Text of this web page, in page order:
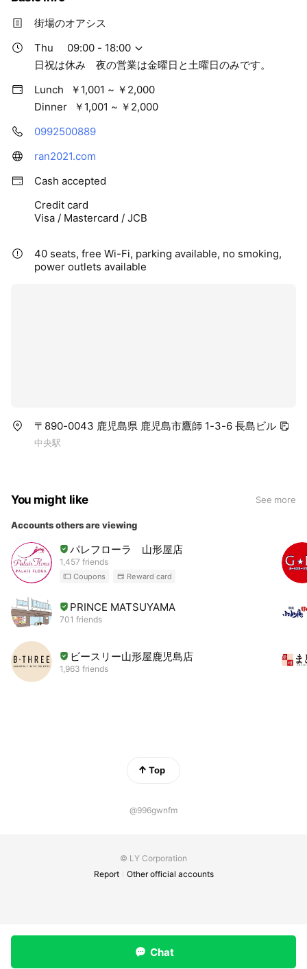
街場のオアシス
Thu
09:00 - 18:00
日祝は休み 夜の営業は金曜日と土曜日のみです。
Lunch
￥1,001 ~ ￥2,000
Dinner
￥1,001 ~ ￥2,000
0992500889
ran2021.com
Cash accepted
Credit card
Visa / Mastercard / JCB
40 seats, free Wi-Fi, parking available, no smoking,
power outlets available
〒890-0043 鹿児島県 鹿児島市鷹師 1-3-6 長島ビル
中央駅
You might like See more
Accounts others are viewing
パレフローラ 山形屋店
1,457 friends
Coupons Reward card
PRINCE MATSUYAMA
701 friends
ビースリー山形屋鹿児島店
1,963 friends
Top
@996gwnfm
© LY Corporation
Report
Other official accounts
Chat